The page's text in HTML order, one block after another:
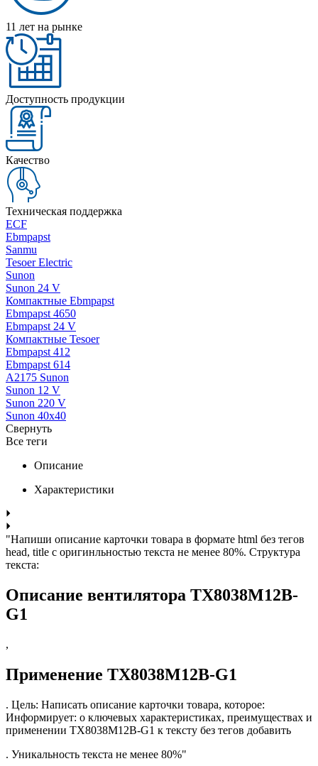
11 лет на рынке
Доступность продукции
Качество
Техническая поддержка
ECF
Ebmpapst
Sanmu
Tesoer Electric
Sunon
Sunon 24 V
Компактные Ebmpapst
Ebmpapst 4650
Ebmpapst 24 V
Компактные Tesoer
Ebmpapst 412
Ebmpapst 614
A2175 Sunon
Sunon 12 V
Sunon 220 V
Sunon 40x40
Свернуть
Все теги
Описание
Характеристики
"Напиши описание карточки товара в формате html без тегов
head, title с оригинльностью текста не менее 80%. Структура
текста:
Описание вентилятора TX8038M12B-
G1
,
Применение TX8038M12B-G1
. Цель: Написать описание карточки товара, которое:
Информирует: о ключевых характеристиках, преимуществах и
применении TX8038M12B-G1 к тексту без тегов добавить
. Уникальность текста не менее 80%"